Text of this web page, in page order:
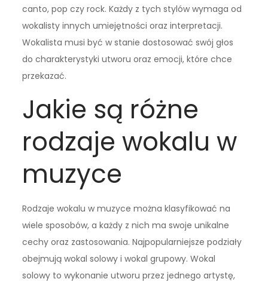
canto, pop czy rock. Każdy z tych stylów wymaga od
wokalisty innych umiejętności oraz interpretacji.
Wokalista musi być w stanie dostosować swój głos
do charakterystyki utworu oraz emocji, które chce
przekazać.
Jakie są różne
rodzaje wokalu w
muzyce
Rodzaje wokalu w muzyce można klasyfikować na
wiele sposobów, a każdy z nich ma swoje unikalne
cechy oraz zastosowania. Najpopularniejsze podziały
obejmują wokal solowy i wokal grupowy. Wokal
solowy to wykonanie utworu przez jednego artystę,